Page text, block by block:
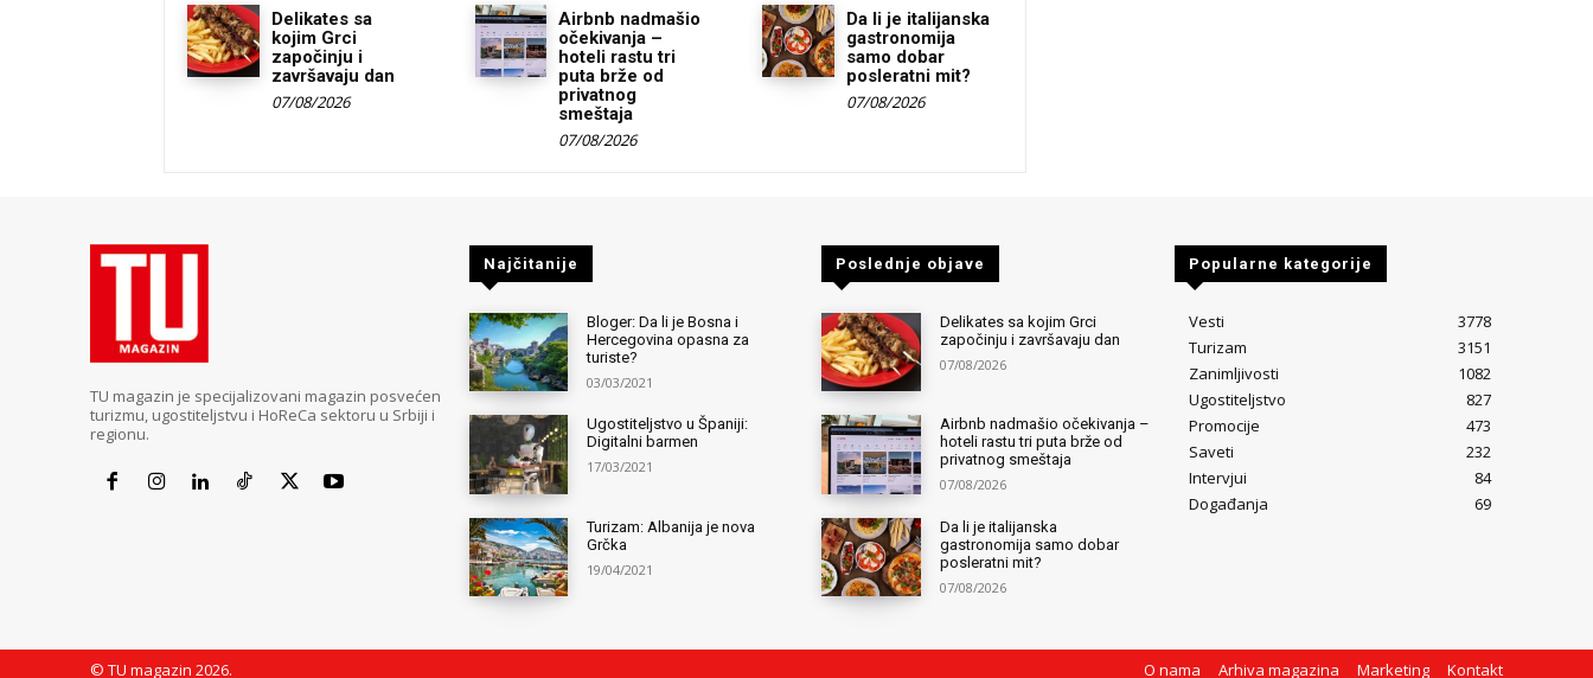
Delikates sa
kojim Grci
započinju i
završavaju dan
07/08/2026
Airbnb nadmašio
očekivanja –
hoteli rastu tri
puta brže od
privatnog
smeštaja
07/08/2026
Da li je italijanska
gastronomija
samo dobar
posleratni mit?
07/08/2026
TU magazin je specijalizovani magazin posvećen
turizmu, ugostiteljstvu i HoReCa sektoru u Srbiji i
regionu.
Najčitanije
Bloger: Da li je Bosna i
Hercegovina opasna za
turiste?
03/03/2021
Ugostiteljstvo u Španiji:
Digitalni barmen
17/03/2021
Turizam: Albanija je nova
Grčka
19/04/2021
Poslednje objave
Delikates sa kojim Grci
započinju i završavaju dan
07/08/2026
Airbnb nadmašio očekivanja –
hoteli rastu tri puta brže od
privatnog smeštaja
07/08/2026
Da li je italijanska
gastronomija samo dobar
posleratni mit?
07/08/2026
Popularne kategorije
Vesti
3778
Turizam
3151
Zanimljivosti
1082
Ugostiteljstvo
827
Promocije
473
Saveti
232
Intervjui
84
Događanja
69
© TU magazin 2026. O nama Arhiva magazina Marketing Kontakt